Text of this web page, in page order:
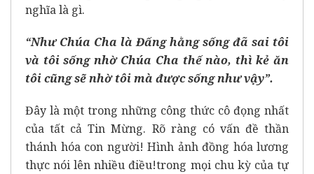
nghĩa là gì.
“Như Chúa Cha là Đấng hằng sống đã sai tôi
và tôi sống nhờ Chúa Cha thế nào, thì kẻ ăn
tôi cũng sẽ nhờ tôi mà được sống như vậy”.
Đây là một trong những công thức cô đọng nhất
của tất cả Tin Mừng. Rõ ràng có vấn đề thần
thánh hóa con người! Hình ảnh đồng hóa lương
thực nói lên nhiều điều!trong mọi chu kỳ của tự